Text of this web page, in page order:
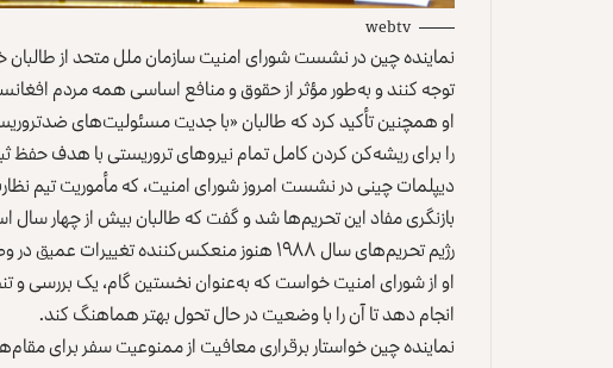
webtv
نماینده چین در نشست شورای امنیت سازمان ملل متحد از
توجه کنند و به‌طور مؤثر از حقوق و منافع اساسی همه مردم
او همچنین تأکید کرد که طالبان «با جدیت مسئولیت‌های
را برای ریشه‌کن کردن کامل تمام نیروهای تروریستی با هدف حفظ
دیپلمات چینی در نشست امروز شورای امنیت، که مأموریت تیم
بازنگری مفاد این تحریم‌ها شد و گفت که طالبان بیش از چهار
رژیم تحریم‌های سال ۱۹۸۸ هنوز منعکس‌کننده تغییرات عمیق در وضعیت افغانستان نیستند.
انجام دهد تا آن را با وضعیت در حال تحول بهتر هماهنگ کند.
نماینده چین خواستار برقراری معافیت از ممنوعیت سفر برای